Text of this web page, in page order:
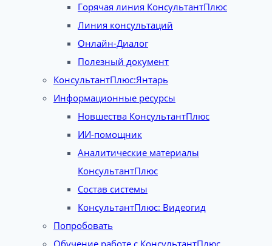
Горячая линия КонсультантПлюс
Линия консультаций
Онлайн-Диалог
Полезный документ
КонсультантПлюс:Янтарь
Информационные ресурсы
Новшества КонсультантПлюс
ИИ-помощник
Аналитические материалы
КонсультантПлюс
Состав системы
КонсультантПлюс: Видеогид
Попробовать
Обучение работе с КонсультантПлюс